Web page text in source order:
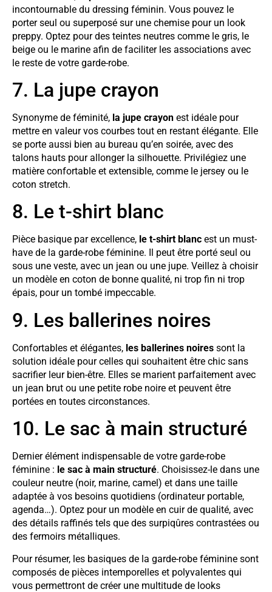
incontournable du dressing féminin. Vous pouvez le
porter seul ou superposé sur une chemise pour un look
preppy. Optez pour des teintes neutres comme le gris, le
beige ou le marine afin de faciliter les associations avec
le reste de votre garde-robe.
7. La jupe crayon
Synonyme de féminité, la jupe crayon est idéale pour
mettre en valeur vos courbes tout en restant élégante. Elle
se porte aussi bien au bureau qu’en soirée, avec des
talons hauts pour allonger la silhouette. Privilégiez une
matière confortable et extensible, comme le jersey ou le
coton stretch.
8. Le t-shirt blanc
Pièce basique par excellence, le t-shirt blanc est un must-
have de la garde-robe féminine. Il peut être porté seul ou
sous une veste, avec un jean ou une jupe. Veillez à choisir
un modèle en coton de bonne qualité, ni trop fin ni trop
épais, pour un tombé impeccable.
9. Les ballerines noires
Confortables et élégantes, les ballerines noires sont la
solution idéale pour celles qui souhaitent être chic sans
sacrifier leur bien-être. Elles se marient parfaitement avec
un jean brut ou une petite robe noire et peuvent être
portées en toutes circonstances.
10. Le sac à main structuré
Dernier élément indispensable de votre garde-robe
féminine : le sac à main structuré. Choisissez-le dans une
couleur neutre (noir, marine, camel) et dans une taille
adaptée à vos besoins quotidiens (ordinateur portable,
agenda…). Optez pour un modèle en cuir de qualité, avec
des détails raffinés tels que des surpiqûres contrastées ou
des fermoirs métalliques.
Pour résumer, les basiques de la garde-robe féminine sont
composés de pièces intemporelles et polyvalentes qui
vous permettront de créer une multitude de looks